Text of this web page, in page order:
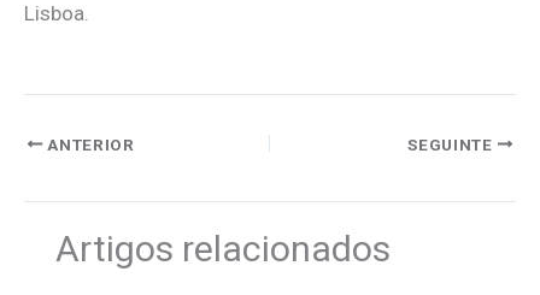
Lisboa.
ANTERIOR SEGUINTE
Artigos relacionados